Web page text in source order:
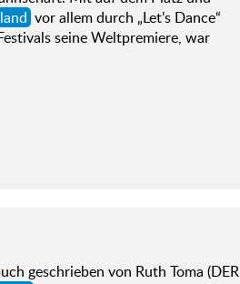
vor allem durch „Let’s Dance“
seine Weltpremiere, war
geschrieben von Ruth Toma (DER